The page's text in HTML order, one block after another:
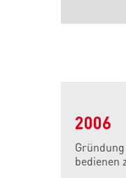
2006
bedienen